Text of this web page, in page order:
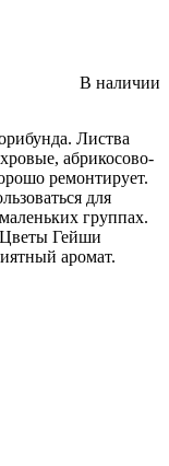
В наличии
Листва
абрикосово-
ремонтирует.
для
группах.
Гейши
аромат.